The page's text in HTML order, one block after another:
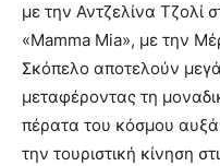
με την Αντζελίνα Τζολί
«Mamma Mia», με την
Σκόπελο αποτελούν
μεταφέροντας τη
πέρατα του κόσμου
την τουριστική κίνηση